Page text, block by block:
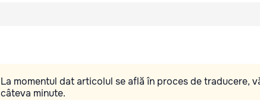
La momentul dat articolul se află în proces de traducere,
câteva minute.